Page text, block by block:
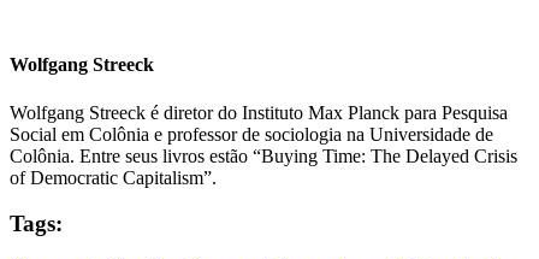
Wolfgang Streeck
Wolfgang Streeck é diretor do Instituto Max Planck para Pesquisa
Social em Colônia e professor de sociologia na Universidade de
Colônia. Entre seus livros estão “Buying Time: The Delayed Crisis
of Democratic Capitalism”.
Tags: